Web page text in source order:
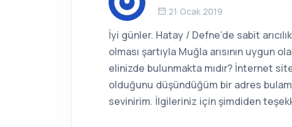
21 Ocak 2019
İyi günler. Hatay / Defne’de sabit
olması şartıyla Muğla arısının uygun
elinizde bulunmakta mıdır? İnternet
olduğunu düşündüğüm bir adres
sevinirim. İlgileriniz için şimdiden